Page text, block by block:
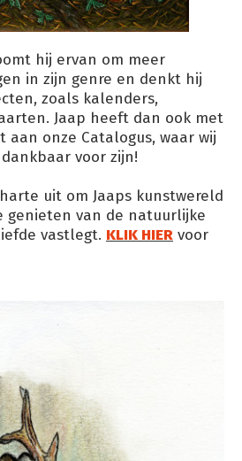
hij ervan om meer
in zijn genre en denkt hij
zoals kalenders,
Jaap heeft dan ook met
aan onze Catalogus, waar wij
voor zijn!
uit om Jaaps kunstwereld
van de natuurlijke
vastlegt. KLIK HIER voor